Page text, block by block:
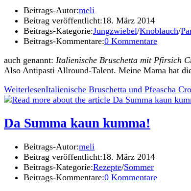
Beitrags-Autor:meli
Beitrag veröffentlicht:18. März 2014
Beitrags-Kategorie:Jungzwiebel/Knoblauch/
Beitrags-Kommentare:0 Kommentare
auch genannt: Italienische Bruschetta mit Pfirsich
Also Antipasti Allround-Talent. Meine Mama hat
WeiterlesenItalienische Bruschetta und Pfeascha
Da Summa kaun kumma!
Beitrags-Autor:meli
Beitrag veröffentlicht:18. März 2014
Beitrags-Kategorie:Rezepte/Sommer
Beitrags-Kommentare:0 Kommentare